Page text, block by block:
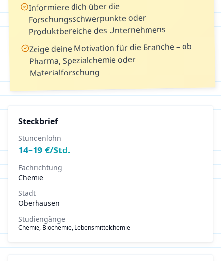
Informiere dich über die
Forschungsschwerpunkte oder
Produktbereiche des Unternehmens
Zeige deine Motivation für die Branche – ob
Pharma, Spezialchemie oder
Materialforschung
Steckbrief
Stundenlohn
14–19 €/Std.
Fachrichtung
Chemie
Stadt
Oberhausen
Studiengänge
Chemie, Biochemie, Lebensmittelchemie